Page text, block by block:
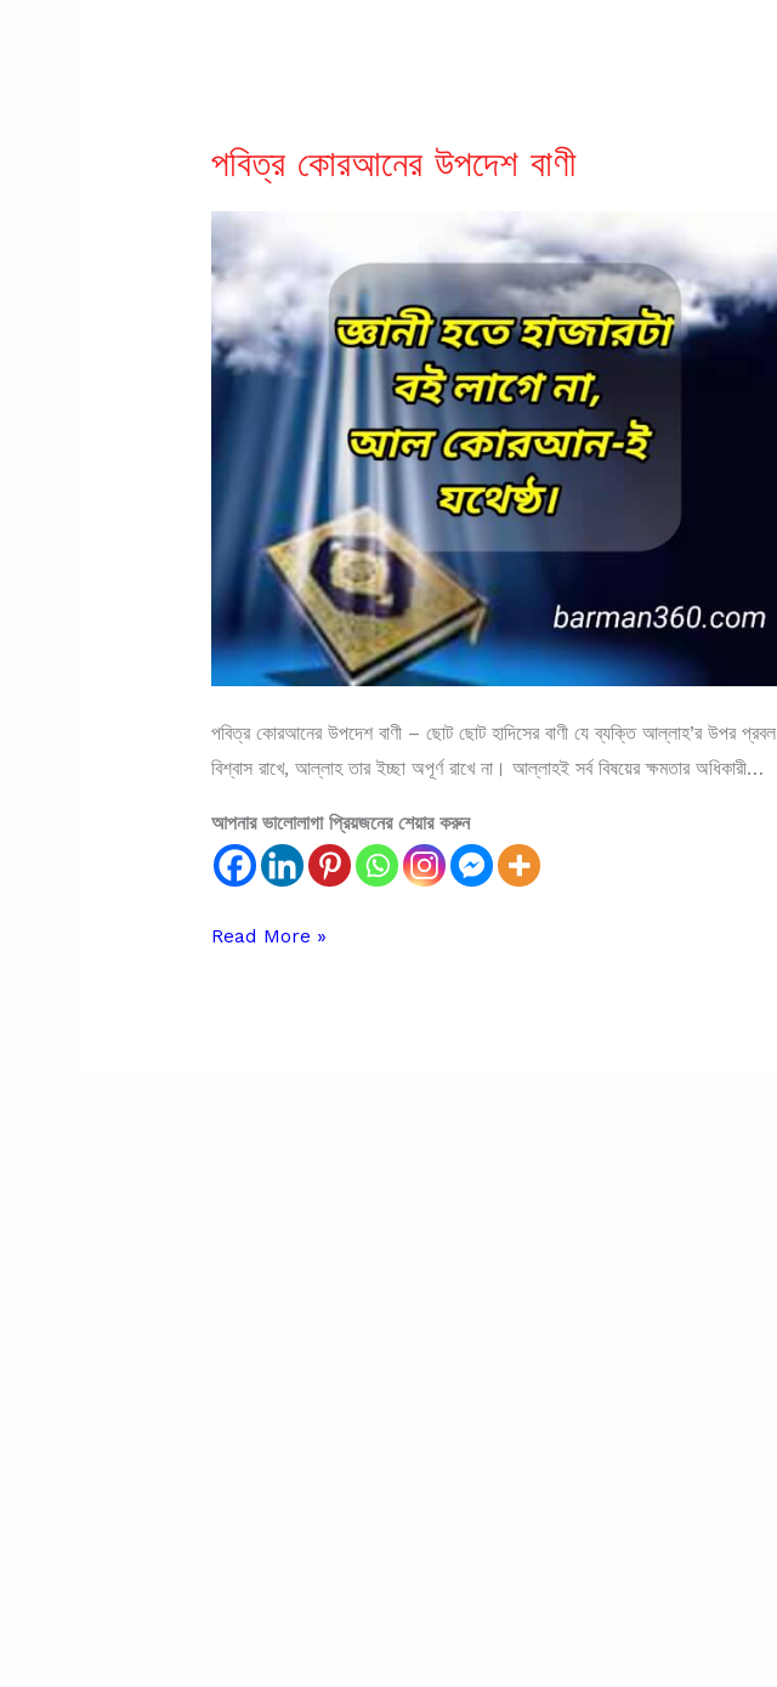
পবিত্র কোরআনের উপদেশ বাণী
পবিত্র কোরআনের উপদেশ বাণী – ছোট ছোট হাদিসের বাণী যে ব্যক্তি আল্লাহ’র উপর প্রবল
বিশ্বাস রাখে, আল্লাহ তার ইচ্ছা অপূর্ণ রাখে না। আল্লাহই সর্ব বিষয়ের ক্ষমতার অধিকারী…
আপনার ভালোলাগা প্রিয়জনের শেয়ার করুন
পবিত্র
Read More »